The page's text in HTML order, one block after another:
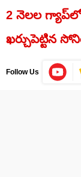
2 నెలల గ్యాప్‌లో
ఖర్చుపెట్టిన
Follow Us